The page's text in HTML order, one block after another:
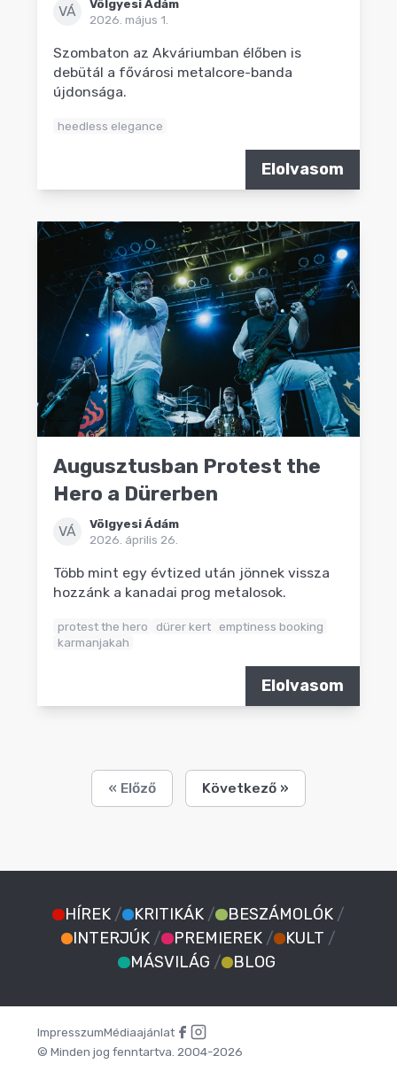
VÁ
Völgyesi Ádám
2026. május 1.
Szombaton az Akváriumban élőben is
debütál a fővárosi metalcore-banda
újdonsága.
heedless elegance
Elolvasom
Augusztusban Protest the
Hero a Dürerben
VÁ
Völgyesi Ádám
2026. április 26.
Több mint egy évtized után jönnek vissza
hozzánk a kanadai prog metalosok.
protest the hero dürer kert emptiness booking
karmanjakah
Elolvasom
« Előző Következő »
HÍREK / KRITIKÁK / BESZÁMOLÓK /
INTERJÚK / PREMIEREK / KULT /
MÁSVILÁG / BLOG
ImpresszumMédiaajánlat
© Minden jog fenntartva. 2004-2026